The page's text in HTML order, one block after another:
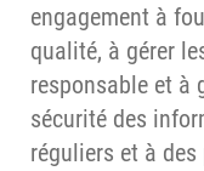
engagement à
qualité, à gérer
responsable et à
sécurité des
réguliers et à